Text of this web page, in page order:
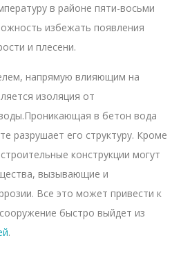
в районе пяти-восьми
избежать появления
и плесени.
напрямую влияющим на
изоляция от
в бетон вода
разрушает его структуру. Кроме
конструкции могут
вызывающие и
Все это может привести к
быстро выйдет из
.